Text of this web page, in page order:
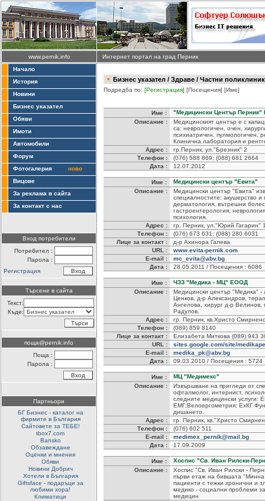
www.pernik.info
Интернет портал на град Перник
Начало
История
Новини
Бизнес указател
Обяви
Имоти
Автомобили
Форум
Фотогалерия
ново
Вицове
За реклама в сайта
За контакт с нас
Вход потребители
Потребител :
Парола :
Регистрация
Търсене в сайта
Текст:
Къде:
поща@pernik.info
Поща :
Парола :
Партньори
БГ Бизнес - каталог на
фирмите в България
Сайтовете за ТЕБЕ!
tbox7.com
Bansko
Обзавеждане
Оценки и мнения
Обяви
Новини Добрич
Хотели в България
Giftsface - подаръци за
любими хора!
Климатици
Бизнес указател / Здраве / Частни
Подредба по: [Регистрация] [Посещения] [Име]
Име :
"Медицински Център
Описание :
Медицинският център е с
са: неврологичен, очен,
психиатричен, пулмологичен,
Клинична лаборатория и
Адрес :
гр.Перник, ул."Брезник" 2
Телефон :
(076) 588 869; (088) 681 2664
Дата :
12.07.2012
Име :
Медицински център "Евита"
Описание :
Медицински център "Евита"
специалностите: акушерство и
дерматология, вътрешни
гастроентерология,
психология.
Адрес :
гр. Перник, ул."Юрий Гагарин"
Телефон :
(076) 673 631; (088) 280 6031
Лице за контакт :
д-р Ахинора Галева
URL :
www.evita-pernik.com
E-mail :
mc_evita@abv.bg
Дата :
28.05.2011 / Посещения : 6086
Име :
ЧЗЗ "Медика - МЦ" ЕООД
Описание :
Медицински център "Медика"
Ценков, д-р Александров,
Ангелова, хирург д-р Велинов,
Радулов.
Адрес :
гр. Перник, кв.Христо
Телефон :
(089) 859 8140
Лице за контакт :
Елизабета Миткова (089) 943
URL :
sites.google.com/site/
E-mail :
medika_pk@abv.bg
Дата :
09.03.2010 / Посещения : 5724
Име :
МЦ "Медимекс"
Описание :
Извършване на пригледи от
офталмолог, интернист,
следните медицински услуги:
ЕМГ;Велоергометрия; ЕхКГ
дишането.
Адрес :
гр. Перник, кв."Христо
Телефон :
(076) 602 511
E-mail :
medimex_pernik@mail.bg
Дата :
17.09.2009
Име :
Хоспис "Св. Иван Рилски-
Описание :
Хоспис "Св. Иван Рилски -
първи етаж на бившата
пациенти с тежки хронични и
медико - социални проблеми
медицин